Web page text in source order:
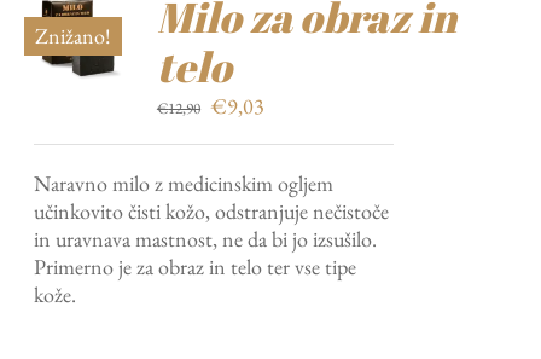
Znižano!
Milo za obraz in
telo
€12,90 Izvirna
bila:
€12,90.
€9,03
€9,03.
Naravno milo z medicinskim ogljem
učinkovito čisti kožo, odstranjuje nečistoče
in uravnava mastnost, ne da bi jo izsušilo.
Primerno je za obraz in telo ter vse tipe
kože.